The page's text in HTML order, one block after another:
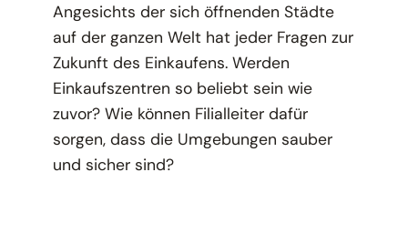
Angesichts der sich öffnenden Städte
auf der ganzen Welt hat jeder Fragen zur
Zukunft des Einkaufens. Werden
Einkaufszentren so beliebt sein wie
zuvor? Wie können Filialleiter dafür
sorgen, dass die Umgebungen sauber
und sicher sind?